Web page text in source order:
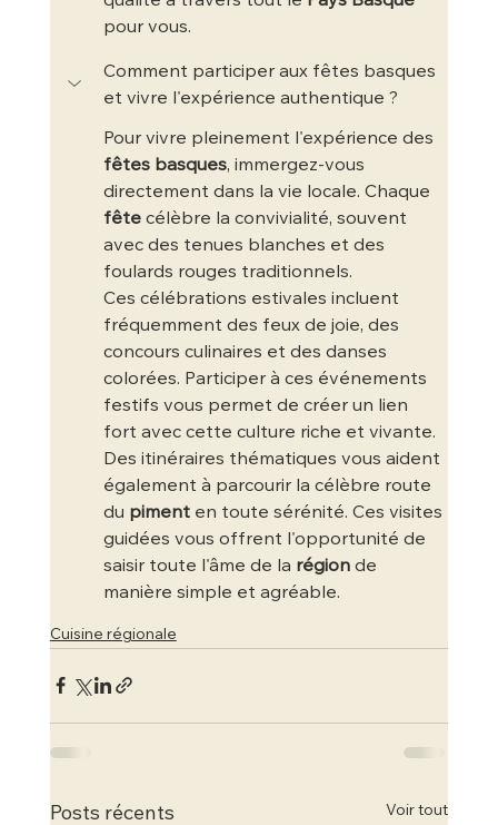
pour vous.
Comment participer aux fêtes basques
et vivre l'expérience authentique ?
Pour vivre pleinement l'expérience des
fêtes basques, immergez-vous
directement dans la vie locale. Chaque
fête célèbre la convivialité, souvent
avec des tenues blanches et des
foulards rouges traditionnels.
Ces célébrations estivales incluent
fréquemment des feux de joie, des
concours culinaires et des danses
colorées. Participer à ces événements
festifs vous permet de créer un lien
fort avec cette culture riche et vivante.
Des itinéraires thématiques vous aident
également à parcourir la célèbre route
du piment en toute sérénité. Ces visites
guidées vous offrent l'opportunité de
saisir toute l'âme de la région de
manière simple et agréable.
Cuisine régionale
Posts récents Voir tout